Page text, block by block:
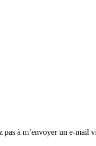
pas à m’envoyer un e-